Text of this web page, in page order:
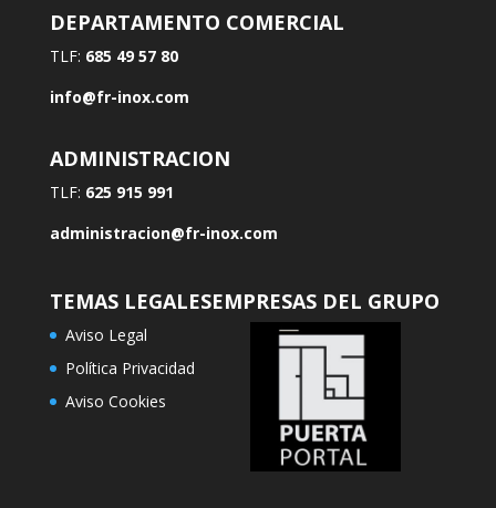
DEPARTAMENTO COMERCIAL
TLF: 685 49 57 80
info@fr-inox.com
ADMINISTRACION
TLF: 625 915 991
administracion@fr-inox.com
TEMAS LEGALES
Aviso Legal
Política Privacidad
Aviso Cookies
EMPRESAS DEL GRUPO